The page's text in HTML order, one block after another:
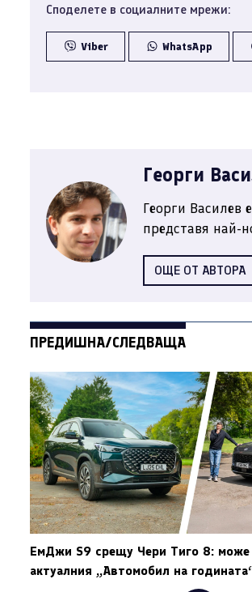
Споделете в социалните мрежи:
Viber WhatsApp
Георги
Георги Василев
представя най-
ОЩЕ ОТ АВТОРА
ПРЕДИШНА/СЛЕДВАЩА
ЕмДжи S9 срещу Чери Тиго 8:
актуалния „Автомобил на